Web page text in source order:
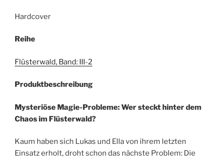
Hardcover
Reihe
Flüsterwald, Band: III-2
Produktbeschreibung
Mysteriöse Magie-Probleme: Wer steckt hinter dem
Chaos im Flüsterwald?
Kaum haben sich Lukas und Ella von ihrem letzten
Einsatz erholt, droht schon das nächste Problem: Die